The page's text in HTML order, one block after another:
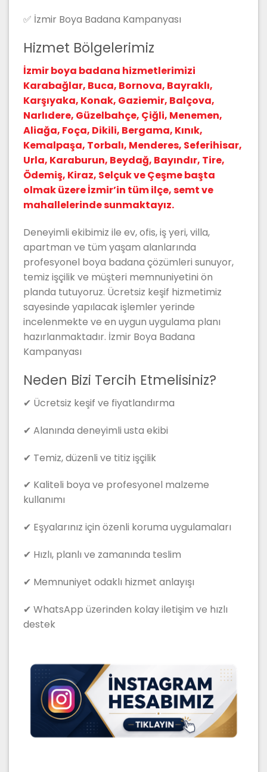
✅ İzmir Boya Badana Kampanyası
Hizmet Bölgelerimiz
İzmir boya badana hizmetlerimizi
Karabağlar, Buca, Bornova, Bayraklı,
Karşıyaka, Konak, Gaziemir, Balçova,
Narlıdere, Güzelbahçe, Çiğli, Menemen,
Aliağa, Foça, Dikili, Bergama, Kınık,
Kemalpaşa, Torbalı, Menderes, Seferihisar,
Urla, Karaburun, Beydağ, Bayındır, Tire,
Ödemiş, Kiraz, Selçuk ve Çeşme başta
olmak üzere İzmir’in tüm ilçe, semt ve
mahallelerinde sunmaktayız.
Deneyimli ekibimiz ile ev, ofis, iş yeri, villa,
apartman ve tüm yaşam alanlarında
profesyonel boya badana çözümleri sunuyor,
temiz işçilik ve müşteri memnuniyetini ön
planda tutuyoruz. Ücretsiz keşif hizmetimiz
sayesinde yapılacak işlemler yerinde
incelenmekte ve en uygun uygulama planı
hazırlanmaktadır. İzmir Boya Badana
Kampanyası
Neden Bizi Tercih Etmelisiniz?
✔ Ücretsiz keşif ve fiyatlandırma
✔ Alanında deneyimli usta ekibi
✔ Temiz, düzenli ve titiz işçilik
✔ Kaliteli boya ve profesyonel malzeme
kullanımı
✔ Eşyalarınız için özenli koruma uygulamaları
✔ Hızlı, planlı ve zamanında teslim
✔ Memnuniyet odaklı hizmet anlayışı
✔ WhatsApp üzerinden kolay iletişim ve hızlı
destek